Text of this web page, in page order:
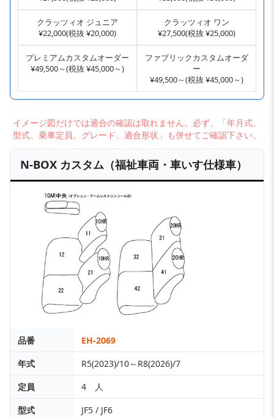
クラッツィオ ジュニア
¥22,000(税抜 ¥20,000)
クラッツィオ ワン
¥27,500(税抜 ¥25,000)
プレミアムカスタムオーダー
¥49,500～(税抜 ¥45,000～)
ファブリックカスタムオーダ
ー
¥49,500～(税抜 ¥45,000～)
イメージ図だけでは適合の確認は取れません。必ず、「年月式、
型式、乗車定員、グレード、適合形状」も併せてご確認下さい。
N-BOX カスタム（福祉車両・車いす仕様車）
品番
EH-2069
年式
R5(2023)/10～R8(2026)/7
定員
4 人
型式
JF5 / JF6